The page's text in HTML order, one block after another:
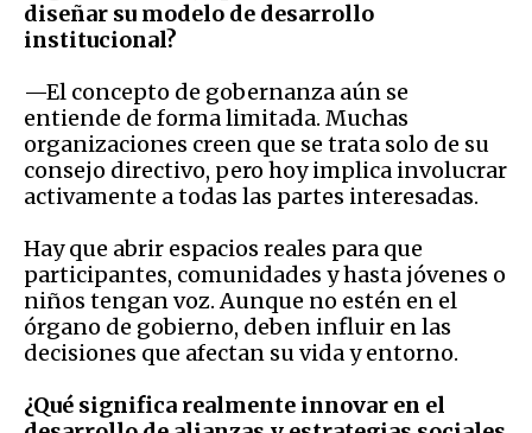
diseñar su modelo de desarrollo
institucional?
—El concepto de gobernanza aún se
entiende de forma limitada. Muchas
organizaciones creen que se trata solo de su
consejo directivo, pero hoy implica involucrar
activamente a todas las partes interesadas.
Hay que abrir espacios reales para que
participantes, comunidades y hasta jóvenes o
niños tengan voz. Aunque no estén en el
órgano de gobierno, deben influir en las
decisiones que afectan su vida y entorno.
¿Qué significa realmente innovar en el